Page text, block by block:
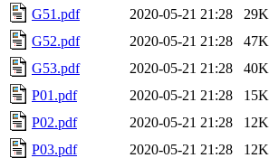
G51.pdf
2020-05-21 21:28
29K
G52.pdf
2020-05-21 21:28
47K
G53.pdf
2020-05-21 21:28
40K
P01.pdf
2020-05-21 21:28
15K
P02.pdf
2020-05-21 21:28
12K
P03.pdf
2020-05-21 21:28
12K